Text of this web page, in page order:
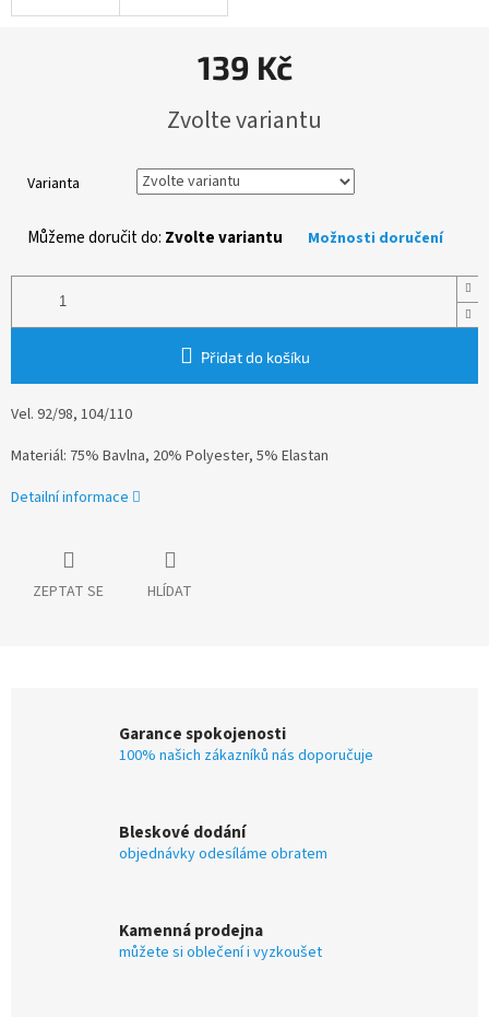
139 Kč
cena:
Zvolte variantu
Varianta
Můžeme doručit do: Zvolte variantu Možnosti doručení
Přidat do košíku
Vel. 92/98, 104/110
Materiál: 75% Bavlna, 20% Polyester, 5% Elastan
Detailní informace
ZEPTAT SE HLÍDAT
Garance spokojenosti
100% našich zákazníků nás doporučuje
Bleskové dodání
objednávky odesíláme obratem
Kamenná prodejna
můžete si oblečení i vyzkoušet